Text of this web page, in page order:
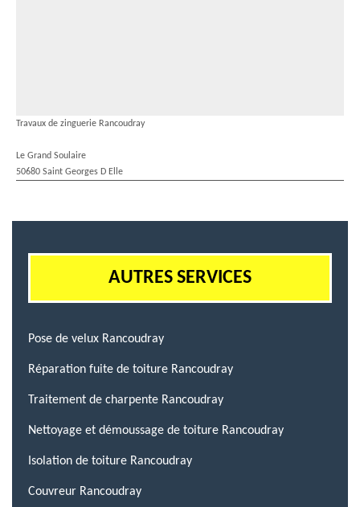
Travaux de zinguerie Rancoudray
Le Grand Soulaire
50680 Saint Georges D Elle
AUTRES SERVICES
Pose de velux Rancoudray
Réparation fuite de toiture Rancoudray
Traitement de charpente Rancoudray
Nettoyage et démoussage de toiture Rancoudray
Isolation de toiture Rancoudray
Couvreur Rancoudray